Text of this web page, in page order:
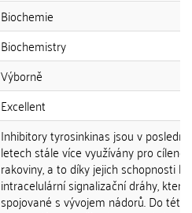
Biochemie
Biochemistry
Výborně
Excellent
Inhibitory tyrosinkinas jsou v
letech stále více využívány pro
rakoviny, a to díky jejich schopnosti
intracelulární signalizační dráhy,
spojované s vývojem nádorů. Do této